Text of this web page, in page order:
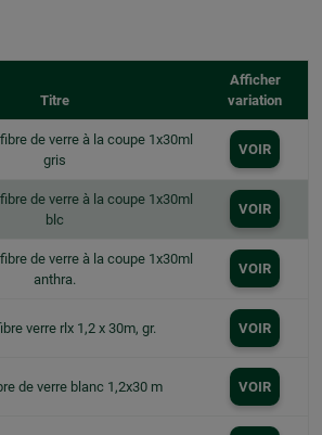
Titre
Afficher
variation
de verre à la coupe 1x30ml
gris
VOIR
de verre à la coupe 1x30ml
blc
VOIR
de verre à la coupe 1x30ml
anthra.
VOIR
verre rlx 1,2 x 30m, gr. VOIR
de verre blanc 1,2x30 m VOIR